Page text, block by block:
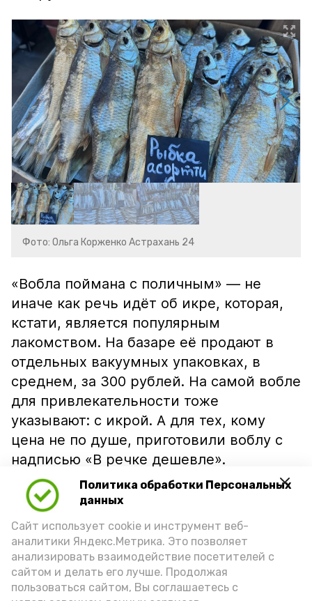
Политика обработки Персональных
данных
Сайт использует cookie и инструмент веб-
аналитики Яндекс.Метрика. Это позволяет
анализировать взаимодействие посетителей с
сайтом и делать его лучше. Продолжая
пользоваться сайтом, Вы соглашаетесь с
Фото: Ольга Корженко Астрахань 24
«Вобла поймана с поличным» — не
иначе как речь идёт об икре, которая,
кстати, является популярным
лакомством. На базаре её продают в
отдельных вакуумных упаковках, в
среднем, за 300 рублей. На самой вобле
для привлекательности тоже
указывают: с икрой. А для тех, кому
цена не по душе, приготовили воблу с
надписью «В речке дешевле».